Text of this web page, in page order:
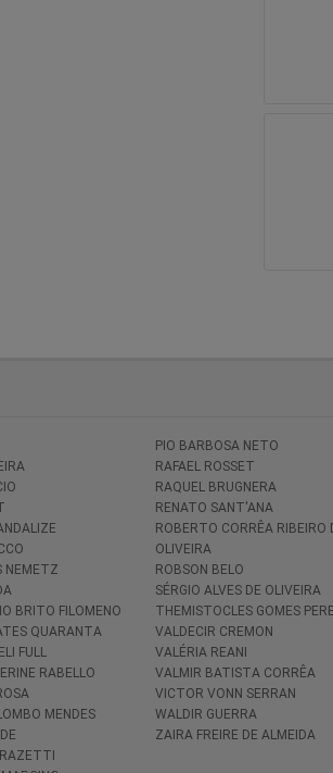
NEMETZ
BRITO FILOMENO
QUARANTA
FULL
RABELLO
MENDES
PIO BARBOSA NETO
RAFAEL ROSSET
RAQUEL BRUGNERA
RENATO SANT'ANA
ROBERTO CORRÊA RIBEIRO
OLIVEIRA
ROBSON BELO
SÉRGIO ALVES DE OLIVEIRA
THEMISTOCLES GOMES
VALDECIR CREMON
VALÉRIA REANI
VALMIR BATISTA CORRÊA
VICTOR VONN SERRAN
WALDIR GUERRA
ZAIRA FREIRE DE ALMEIDA